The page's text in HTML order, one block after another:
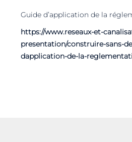
Guide d’application de la
https://www.reseaux-et-
presentation/construire-sans-
dapplication-de-la-